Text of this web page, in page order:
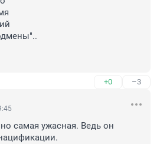
+0 –3
самая ужасная. Ведь он